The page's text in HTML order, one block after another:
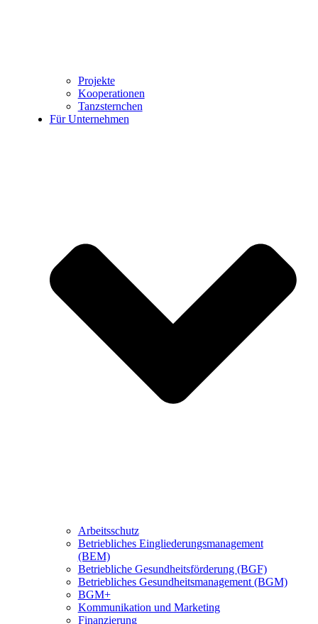
Projekte
Kooperationen
Tanzsternchen
Für Unternehmen
Arbeitsschutz
Betriebliches Eingliederungsmanagement
(BEM)
Betriebliche Gesundheitsförderung (BGF)
Betriebliches Gesundheitsmanagement (BGM)
BGM+
Kommunikation und Marketing
Finanzierung